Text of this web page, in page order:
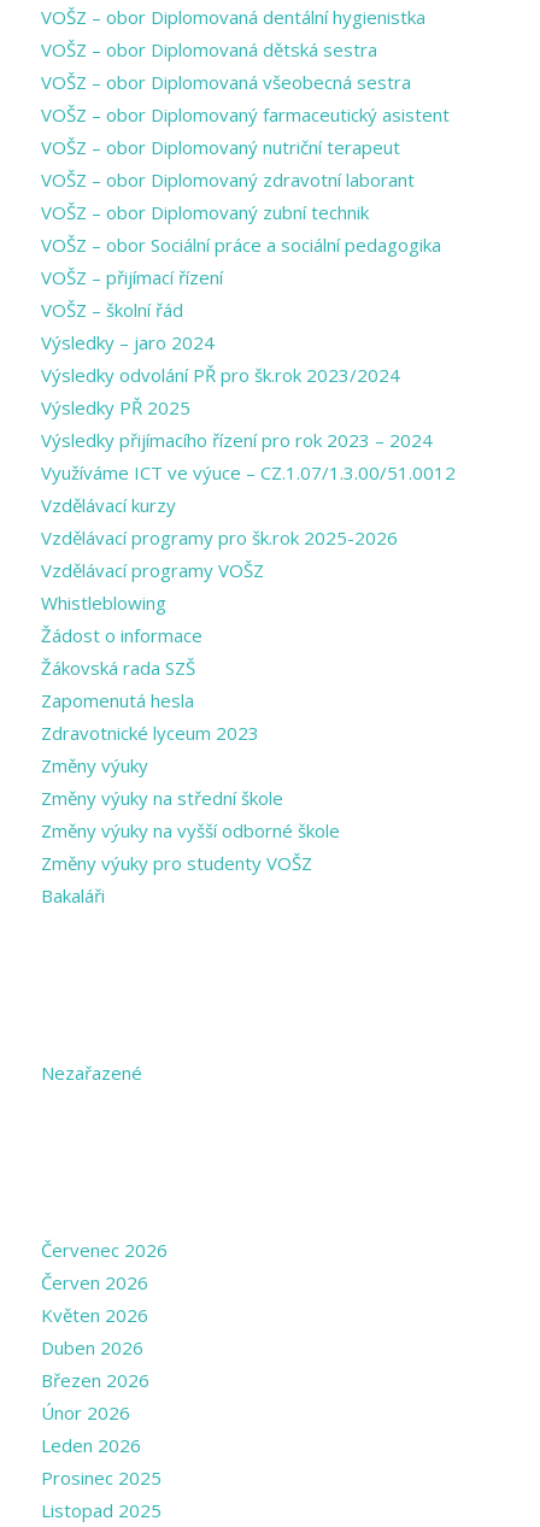
VOŠZ – obor Diplomovaná dentální hygienistka
VOŠZ – obor Diplomovaná dětská sestra
VOŠZ – obor Diplomovaná všeobecná sestra
VOŠZ – obor Diplomovaný farmaceutický asistent
VOŠZ – obor Diplomovaný nutriční terapeut
VOŠZ – obor Diplomovaný zdravotní laborant
VOŠZ – obor Diplomovaný zubní technik
VOŠZ – obor Sociální práce a sociální pedagogika
VOŠZ – přijímací řízení
VOŠZ – školní řád
Výsledky – jaro 2024
Výsledky odvolání PŘ pro šk.rok 2023/2024
Výsledky PŘ 2025
Výsledky přijímacího řízení pro rok 2023 – 2024
Využíváme ICT ve výuce – CZ.1.07/1.3.00/51.0012
Vzdělávací kurzy
Vzdělávací programy pro šk.rok 2025-2026
Vzdělávací programy VOŠZ
Whistleblowing
Žádost o informace
Žákovská rada SZŠ
Zapomenutá hesla
Zdravotnické lyceum 2023
Změny výuky
Změny výuky na střední škole
Změny výuky na vyšší odborné škole
Změny výuky pro studenty VOŠZ
Bakaláři
Nezařazené
Červenec 2026
Červen 2026
Květen 2026
Duben 2026
Březen 2026
Únor 2026
Leden 2026
Prosinec 2025
Listopad 2025